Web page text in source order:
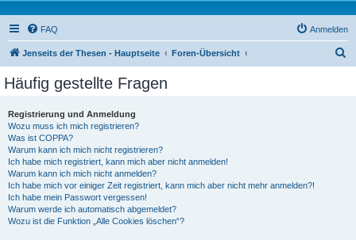
FAQ Anmelden
Jenseits der Thesen - Hauptseite Foren-Übersicht
Häufig gestellte Fragen
Registrierung und Anmeldung
Wozu muss ich mich registrieren?
Was ist COPPA?
Warum kann ich mich nicht registrieren?
Ich habe mich registriert, kann mich aber nicht anmelden!
Warum kann ich mich nicht anmelden?
Ich habe mich vor einiger Zeit registriert, kann mich aber nicht mehr anmelden?!
Ich habe mein Passwort vergessen!
Warum werde ich automatisch abgemeldet?
Wozu ist die Funktion „Alle Cookies löschen“?